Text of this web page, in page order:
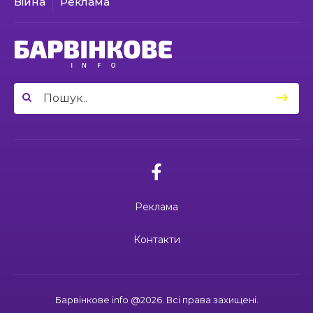
03:49
Сергій Козаков і Валерій Павленко: різні долі,
один вибір — захищати Україну
04:27
Барвінківського ліцею №1 пройшли фахове
03.07.2026
Вони віддали життя за Україну: 3
липня вшановуємо пам’ять Миколи
Поки звучить материнська молитва,
живе пам’ять
Барвінкове info @2026. Всі права захищені.
Реклама
Контакти